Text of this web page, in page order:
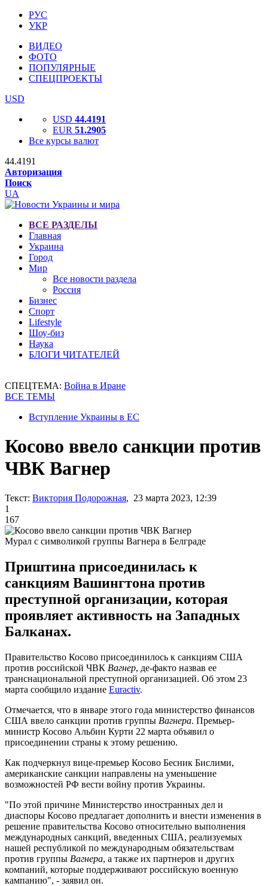
РУС
УКР
ВИДЕО
ФОТО
ПОПУЛЯРНЫЕ
СПЕЦПРОЕКТЫ
USD
USD 44.4191
EUR 51.2905
Все курсы валют
44.4191
Авторизация
Поиск
UA
ВСЕ РАЗДЕЛЫ
Главная
Украина
Город
Мир
Все новости раздела
Россия
Бизнес
Спорт
Lifestyle
Шоу-биз
Наука
БЛОГИ ЧИТАТЕЛЕЙ
СПЕЦТЕМА: Война в Иране
ВСЕ ТЕМЫ
Вступление Украины в ЕС
Косово ввело санкции против
ЧВК Вагнер
Текст: Виктория Подорожная, 23 марта 2023, 12:39
1
167
Мурал с символикой группы Вагнера в Белграде
Приштина присоединилась к
санкциям Вашингтона против
преступной организации, которая
проявляет активность на Западных
Балканах.
Правительство Косово присоединилось к санкциям США
против российской ЧВК Вагнер, де-факто назвав ее
транснациональной преступной организацией. Об этом 23
марта сообщило издание Euractiv.
Отмечается, что в январе этого года министерство финансов
США ввело санкции против группы Вагнера. Премьер-
министр Косово Альбин Курти 22 марта объявил о
присоединении страны к этому решению.
Как подчеркнул вице-премьер Косово Бесник Бислими,
американские санкции направлены на уменьшение
возможностей РФ вести войну против Украины.
"По этой причине Министерство иностранных дел и
диаспоры Косово предлагает дополнить и внести изменения в
решение правительства Косово относительно выполнения
международных санкций, введенных США, реализуемых
нашей республикой по международным обязательствам
против группы Вагнера, а также их партнеров и других
компаний, которые поддерживают российскую военную
кампанию", - заявил он.